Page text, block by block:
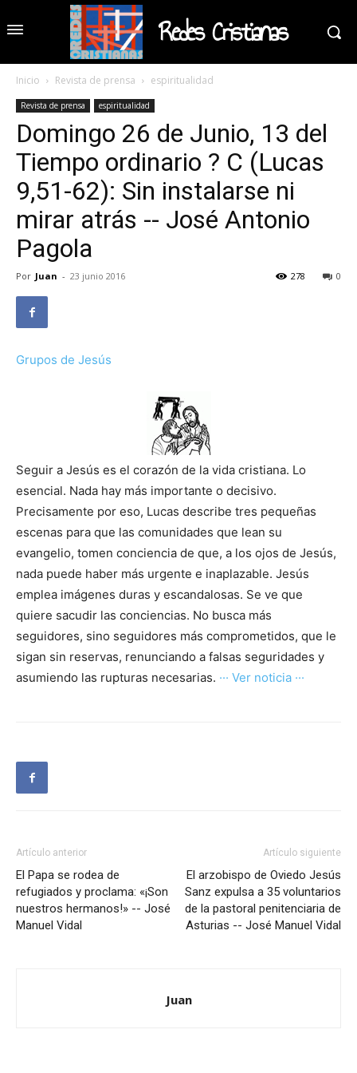
Redes Cristianas
Inicio Revista de prensa espiritualidad
Revista de prensa espiritualidad
Domingo 26 de Junio, 13 del
Tiempo ordinario ? C (Lucas
9,51-62): Sin instalarse ni
mirar atrás -- José Antonio
Pagola
Por Juan - 23 junio 2016 0
278
Grupos de Jesús
Seguir a Jesús es el corazón de la vida cristiana. Lo
esencial. Nada hay más importante o decisivo.
Precisamente por eso, Lucas describe tres pequeñas
escenas para que las comunidades que lean su
evangelio, tomen conciencia de que, a los ojos de Jesús,
nada puede haber más urgente e inaplazable. Jesús
emplea imágenes duras y escandalosas. Se ve que
quiere sacudir las conciencias. No busca más
seguidores, sino seguidores más comprometidos, que le
sigan sin reservas, renunciando a falsas seguridades y
asumiendo las rupturas necesarias. ··· Ver noticia ···
Artículo anterior
El Papa se rodea de
refugiados y proclama: «¡Son
nuestros hermanos!» -- José
Manuel Vidal
Artículo siguiente
El arzobispo de Oviedo Jesús
Sanz expulsa a 35 voluntarios
de la pastoral penitenciaria de
Asturias -- José Manuel Vidal
Juan